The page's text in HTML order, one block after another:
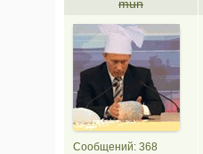
mun
Сообщений: 368